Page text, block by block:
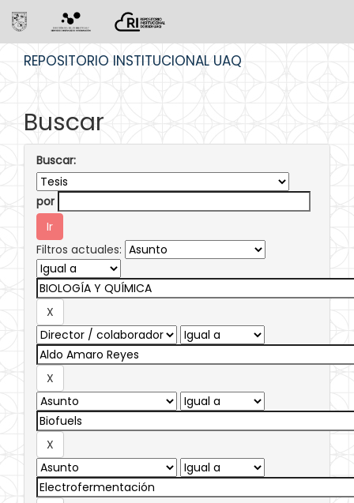
REPOSITORIO INSTITUCIONAL UAQ
Buscar
Buscar:
por
Filtros actuales: